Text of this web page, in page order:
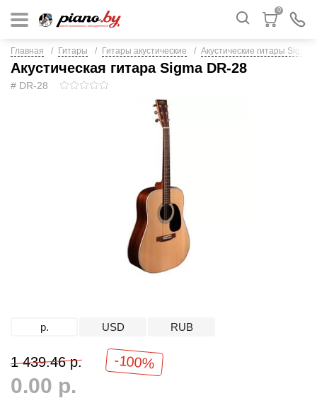
0
Главная Гитары Гитары акустические Акустические гитары Sigma
Акустическая гитара Sigma DR-28
# DR-28
р. USD RUB
1 439.46 р. -100%
0.00 р.